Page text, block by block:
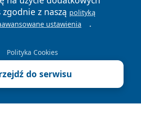
z naszą polityką
ustawienia .
Polityka Cookies
do serwisu
Polityka
Cookies